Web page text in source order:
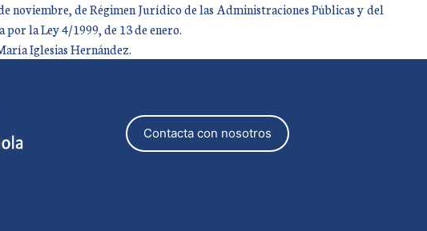
noviembre, de Régimen Jurídico de las Administraciones Públicas y del
la Ley 4/1999, de 13 de enero.
Iglesias Hernández.
Contacta con nosotros